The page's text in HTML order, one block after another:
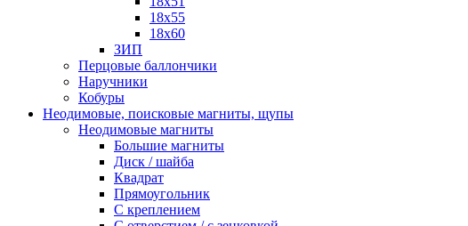
18х55
18х60
ЗИП
Перцовые баллончики
Наручники
Кобуры
Неодимовые, поисковые магниты, щупы
Неодимовые магниты
Большие магниты
Диск / шайба
Квадрат
Прямоугольник
С креплением